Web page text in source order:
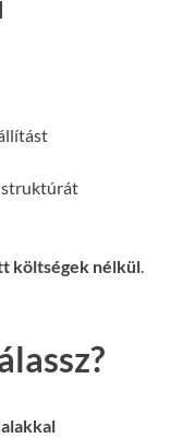
struktúrát
költségek nélkül